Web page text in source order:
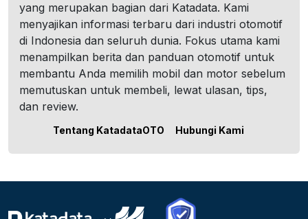
yang merupakan bagian dari Katadata. Kami
menyajikan informasi terbaru dari industri otomotif
di Indonesia dan seluruh dunia. Fokus utama kami
menampilkan berita dan panduan otomotif untuk
membantu Anda memilih mobil dan motor sebelum
memutuskan untuk membeli, lewat ulasan, tips,
dan review.
Tentang KatadataOTO Hubungi Kami